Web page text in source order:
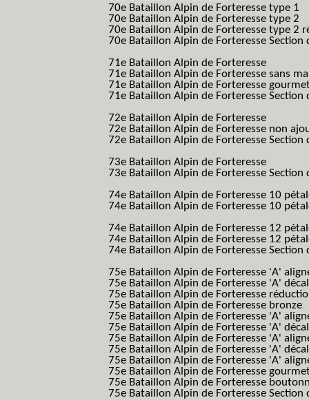
70e Bataillon Alpin de Forteresse type 1
70e Bataillon Alpin de Forteresse type 2
70e Bataillon Alpin de Forteresse type 2
70e Bataillon Alpin de Forteresse
71e Bataillon Alpin de Forteresse
71e Bataillon Alpin de Forteresse sans
71e Bataillon Alpin de Forteresse
71e Bataillon Alpin de Forteresse
72e Bataillon Alpin de Forteresse
72e Bataillon Alpin de Forteresse non
72e Bataillon Alpin de Forteresse
73e Bataillon Alpin de Forteresse
73e Bataillon Alpin de Forteresse
74e Bataillon Alpin de Forteresse 10
74e Bataillon Alpin de Forteresse 10
74e Bataillon Alpin de Forteresse 12
74e Bataillon Alpin de Forteresse 12
74e Bataillon Alpin de Forteresse
75e Bataillon Alpin de Forteresse 'A'
75e Bataillon Alpin de Forteresse 'A'
75e Bataillon Alpin de Forteresse
75e Bataillon Alpin de Forteresse bronze
75e Bataillon Alpin de Forteresse 'A'
75e Bataillon Alpin de Forteresse 'A'
75e Bataillon Alpin de Forteresse 'A'
75e Bataillon Alpin de Forteresse 'A'
75e Bataillon Alpin de Forteresse 'A'
75e Bataillon Alpin de Forteresse
75e Bataillon Alpin de Forteresse
75e Bataillon Alpin de Forteresse